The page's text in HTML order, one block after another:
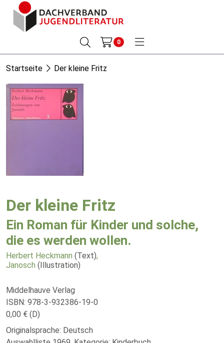
0
Startseite Der kleine Fritz
Der kleine Fritz
Ein Roman für Kinder und solche,
die es werden wollen.
Herbert Heckmann (Text),
Janosch (Illustration)
Middelhauve Verlag
ISBN: 978-3-932386-19-0
0,00 € (D)
Originalsprache: Deutsch